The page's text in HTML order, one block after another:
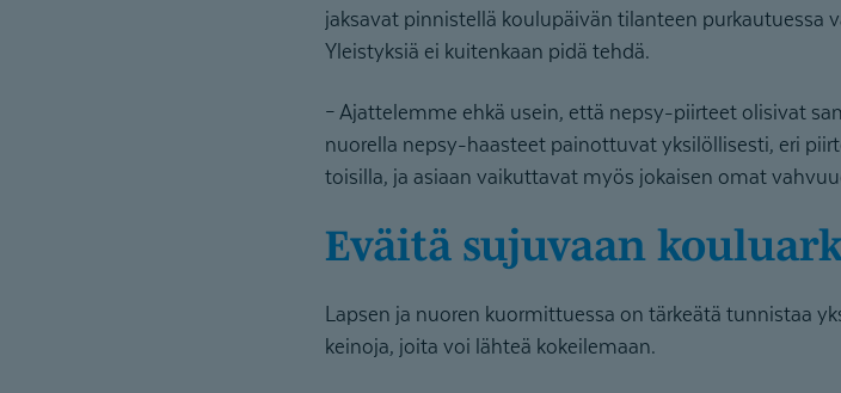
jaksavat pinnistellä koulupäivän tilanteen purkautuessa
Yleistyksiä ei kuitenkaan pidä tehdä.
– Ajattelemme ehkä usein, että nepsy-piirteet olisivat
nuorella nepsy-haasteet painottuvat yksilöllisesti, eri
toisilla, ja asiaan vaikuttavat myös jokaisen omat
Eväitä sujuvaan
Lapsen ja nuoren kuormittuessa on tärkeätä tunnistaa
keinoja, joita voi lähteä kokeilemaan.